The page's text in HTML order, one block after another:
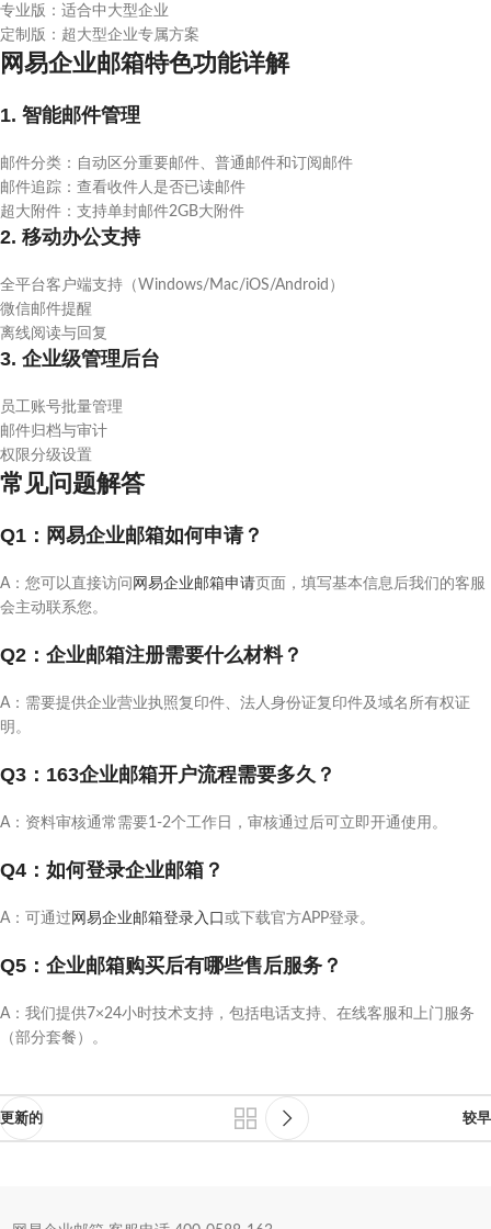
专业版：适合中大型企业
定制版：超大型企业专属方案
网易企业邮箱特色功能详解
1. 智能邮件管理
邮件分类：自动区分重要邮件、普通邮件和订阅邮件
邮件追踪：查看收件人是否已读邮件
超大附件：支持单封邮件2GB大附件
2. 移动办公支持
全平台客户端支持（Windows/Mac/iOS/Android）
微信邮件提醒
离线阅读与回复
3. 企业级管理后台
员工账号批量管理
邮件归档与审计
权限分级设置
常见问题解答
Q1：网易企业邮箱如何申请？
A：您可以直接访问 网易企业邮箱申请页面，填写基本信息后我们的客服
会主动联系您。
Q2：企业邮箱注册需要什么材料？
A：需要提供企业营业执照复印件、法人身份证复印件及域名所有权证
明。
Q3：163企业邮箱开户流程需要多久？
A：资料审核通常需要1-2个工作日，审核通过后可立即开通使用。
Q4：如何登录企业邮箱？
A：可通过 网易企业邮箱登录入口 或下载官方APP登录。
Q5：企业邮箱购买后有哪些售后服务？
A：我们提供7×24小时技术支持，包括电话支持、在线客服和上门服务
（部分套餐）。
更新的 较早